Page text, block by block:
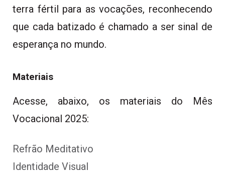
terra fértil para as vocações, reconhecendo
que cada batizado é chamado a ser sinal de
esperança no mundo.
Materiais
Acesse, abaixo, os materiais do Mês
Vocacional 2025:
Refrão Meditativo
Identidade Visual